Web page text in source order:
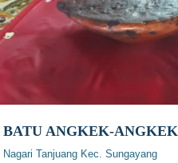
BATU ANGKEK-ANGKEK
Nagari Tanjuang Kec. Sungayang